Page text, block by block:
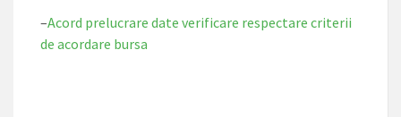
–Acord prelucrare date verificare respectare criterii
de acordare bursa